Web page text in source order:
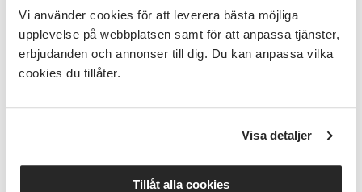
Vi använder cookies för att leverera bästa möjliga
upplevelse på webbplatsen samt för att anpassa tjänster,
erbjudanden och annonser till dig. Du kan anpassa vilka
cookies du tillåter.
Visa detaljer
Tillåt alla cookies
Studiematerial
Recept framtagna av kursledaren, anpassat efter
deltagarnas intresse.
Cirkelledare
Inger Åsberg har många års erfarenhet inom det
vegetariska köket. Under kursens gång kommer hon
dela med sig av historien om hur hennes liv
förändrades och intresset för matlagning började.